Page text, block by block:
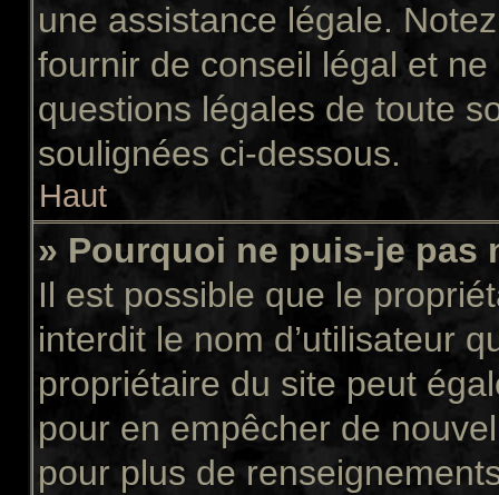
une assistance légale.
fournir de conseil légal et
questions légales de toute
soulignées ci-dessous.
Haut
» Pourquoi ne puis-je pas
Il est possible que le
interdit le nom d’utilisateur
propriétaire du site peut
pour en empêcher de
pour plus de